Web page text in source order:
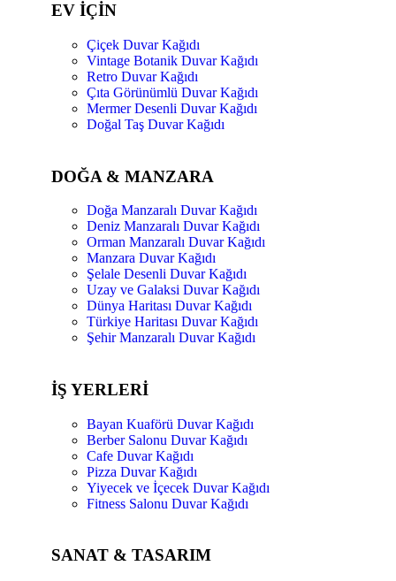
EV İÇİN
Çiçek Duvar Kağıdı
Vintage Botanik Duvar Kağıdı
Retro Duvar Kağıdı
Çıta Görünümlü Duvar Kağıdı
Mermer Desenli Duvar Kağıdı
Doğal Taş Duvar Kağıdı
DOĞA & MANZARA
Doğa Manzaralı Duvar Kağıdı
Deniz Manzaralı Duvar Kağıdı
Orman Manzaralı Duvar Kağıdı
Manzara Duvar Kağıdı
Şelale Desenli Duvar Kağıdı
Uzay ve Galaksi Duvar Kağıdı
Dünya Haritası Duvar Kağıdı
Türkiye Haritası Duvar Kağıdı
Şehir Manzaralı Duvar Kağıdı
İŞ YERLERİ
Bayan Kuaförü Duvar Kağıdı
Berber Salonu Duvar Kağıdı
Cafe Duvar Kağıdı
Pizza Duvar Kağıdı
Yiyecek ve İçecek Duvar Kağıdı
Fitness Salonu Duvar Kağıdı
SANAT & TASARIM